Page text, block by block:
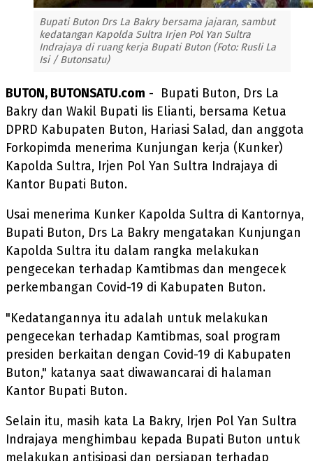
Bupati Buton Drs La Bakry bersama jajaran, sambut
kedatangan Kapolda Sultra Irjen Pol Yan Sultra
Indrajaya di ruang kerja Bupati Buton (Foto: Rusli La
Isi / Butonsatu)
BUTON, BUTONSATU.com - Bupati Buton, Drs La
Bakry dan Wakil Bupati Iis Elianti, bersama Ketua
DPRD Kabupaten Buton, Hariasi Salad, dan anggota
Forkopimda menerima Kunjungan kerja (Kunker)
Kapolda Sultra, Irjen Pol Yan Sultra Indrajaya di
Kantor Bupati Buton.
Usai menerima Kunker Kapolda Sultra di Kantornya,
Bupati Buton, Drs La Bakry mengatakan Kunjungan
Kapolda Sultra itu dalam rangka melakukan
pengecekan terhadap Kamtibmas dan mengecek
perkembangan Covid-19 di Kabupaten Buton.
"Kedatangannya itu adalah untuk melakukan
pengecekan terhadap Kamtibmas, soal program
presiden berkaitan dengan Covid-19 di Kabupaten
Buton," katanya saat diwawancarai di halaman
Kantor Bupati Buton.
Selain itu, masih kata La Bakry, Irjen Pol Yan Sultra
Indrajaya menghimbau kepada Bupati Buton untuk